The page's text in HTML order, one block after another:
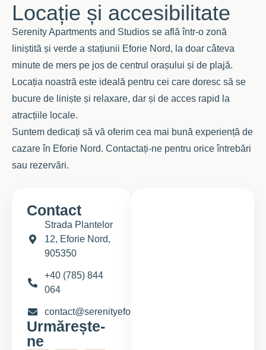
Locație și accesibilitate
Serenity Apartments and Studios se află într-o zonă
liniștită și verde a stațiunii Eforie Nord, la doar câteva
minute de mers pe jos de centrul orașului și de plajă.
Locația noastră este ideală pentru cei care doresc să se
bucure de liniște și relaxare, dar și de acces rapid la
atracțiile locale.
Suntem dedicați să vă oferim cea mai bună experiență de
cazare în Eforie Nord. Contactați-ne pentru orice întrebări
sau rezervări.
Contact
Strada Plantelor
12, Eforie Nord,
905350
+40 (785) 844
064
contact@serenityeforie.ro
Urmărește-
ne